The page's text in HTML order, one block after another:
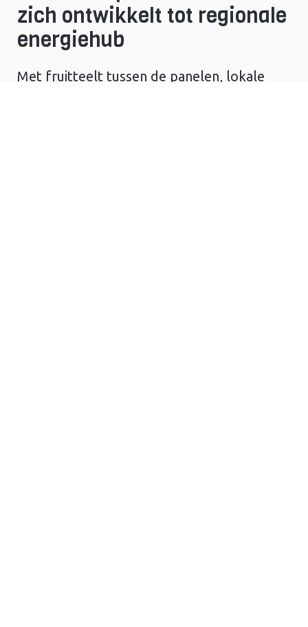
zich ontwikkelt tot regionale
energiehub
Met fruitteelt tussen de panelen, lokale